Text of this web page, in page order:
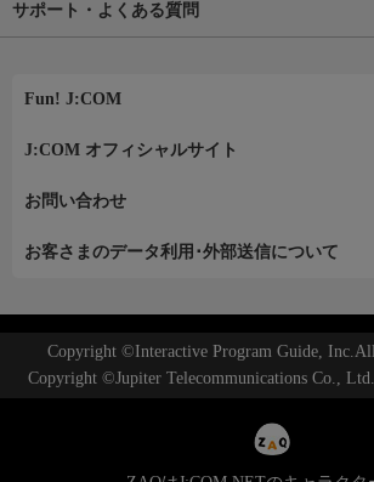
サポート・よくある質問
Fun! J:COM
J:COM オフィシャルサイト
お問い合わせ
お客さまのデータ利用･外部送信について
Copyright ©Interactive Program Guide, Inc.All
Copyright ©Jupiter Telecommunications Co.,